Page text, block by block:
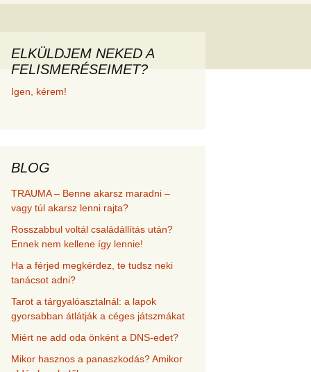
az új
és
ELKÜLDJEM NEKED A
FELISMERÉSEIMET?
Igen, kérem!
BLOG
TRAUMA – Benne akarsz maradni –
vagy túl akarsz lenni rajta?
Rosszabbul voltál családállítás után?
Ennek nem kellene így lennie!
Ha a férjed megkérdez, te tudsz neki
tanácsot adni?
Tarot a tárgyalóasztalnál: a lapok
gyorsabban átlátják a céges játszmákat
Miért ne add oda önként a DNS-edet?
Mikor hasznos a panaszkodás? Amikor